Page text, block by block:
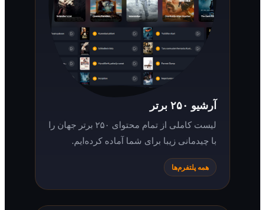
لیست کاملی از تمام محتوای ۲۵۰ برتر جهان را
با چیدمانی زیبا برای شما آماده کرده‌ایم.
همه پلتفرم‌ها